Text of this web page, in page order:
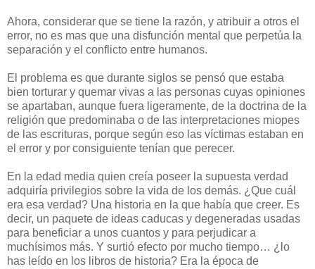
Ahora, considerar que se tiene la razón, y atribuir a otros el
error, no es mas que una disfunción mental que perpetúa la
separación y el conflicto entre humanos.
El problema es que durante siglos se pensó que estaba
bien torturar y quemar vivas a las personas cuyas opiniones
se apartaban, aunque fuera ligeramente, de la doctrina de la
religión que predominaba o de las interpretaciones miopes
de las escrituras, porque según eso las víctimas estaban en
el error y por consiguiente tenían que perecer.
En la edad media quien creía poseer la supuesta verdad
adquiría privilegios sobre la vida de los demás. ¿Que cuál
era esa verdad? Una historia en la que había que creer. Es
decir, un paquete de ideas caducas y degeneradas usadas
para beneficiar a unos cuantos y para perjudicar a
muchísimos más. Y surtió efecto por mucho tiempo… ¿lo
has leído en los libros de historia? Era la época de